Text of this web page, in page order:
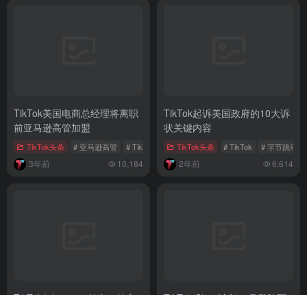
TikTok美国电商总经理将离职
前亚马逊高管加盟
TikTok头条 # 亚马逊高管 # TikTok美国电商 # TikTok 电子商务
3年前 10,184
TikTok起诉美国政府的10大诉
状关键内容
TikTok头条 # TikTok # 字节跳动
2年前 6,614